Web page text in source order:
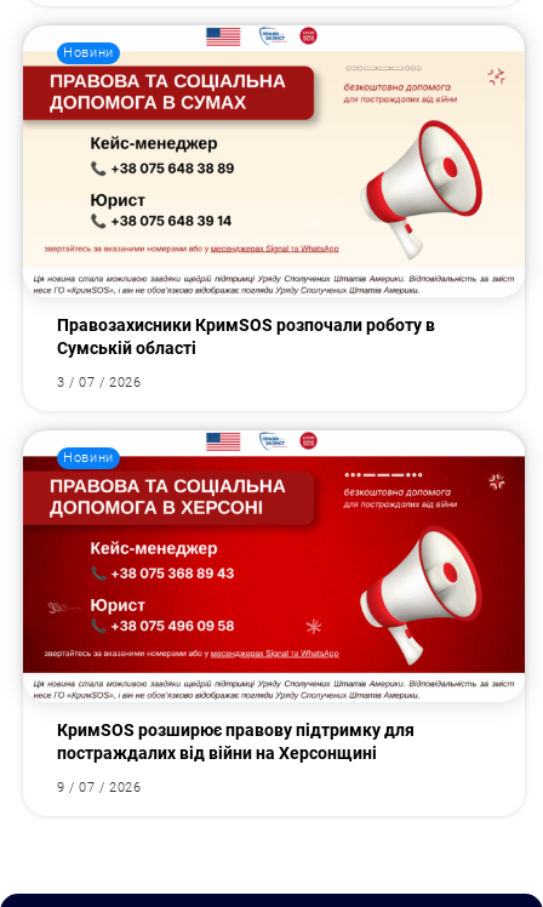
Новини
Правозахисники КримSOS розпочали роботу в
Сумській області
3 / 07 / 2026
Новини
КримSOS розширює правову підтримку для
постраждалих від війни на Херсонщині
9 / 07 / 2026